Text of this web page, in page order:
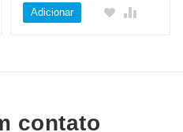
Adicionar
contato